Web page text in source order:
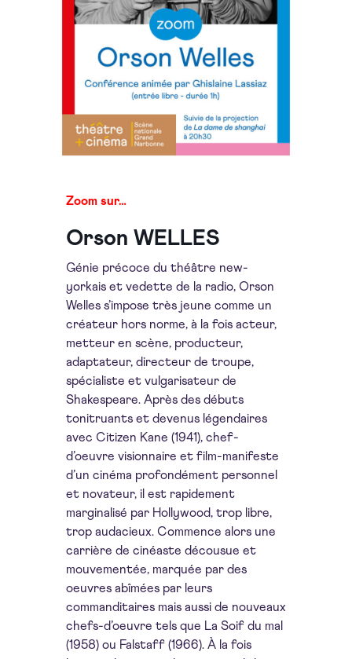
Zoom sur…
Orson WELLES
Génie précoce du théâtre new-
yorkais et vedette de la radio, Orson
Welles s’impose très jeune comme un
créateur hors norme, à la fois acteur,
metteur en scène, producteur,
adaptateur, directeur de troupe,
spécialiste et vulgarisateur de
Shakespeare. Après des débuts
tonitruants et devenus légendaires
avec Citizen Kane (1941), chef-
d’oeuvre visionnaire et film-manifeste
d’un cinéma profondément personnel
et novateur, il est rapidement
marginalisé par Hollywood, trop libre,
trop audacieux. Commence alors une
carrière de cinéaste décousue et
mouvementée, marquée par des
oeuvres abîmées par leurs
commanditaires mais aussi de nouveaux
chefs-d’oeuvre tels que La Soif du mal
(1958) ou Falstaff (1966). À la fois